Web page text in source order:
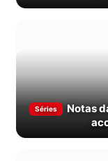
Séries
Notas